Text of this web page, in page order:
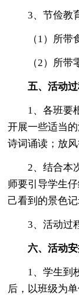
3、节俭教
（1）所带
（2）所带
五、活动过
1、各班要
开展一些适当
诗词诵读；放风
2、结合本
师要引导学生
己看到的景色记
3、活动过
六、活动安
1、学生到
后，以班级为